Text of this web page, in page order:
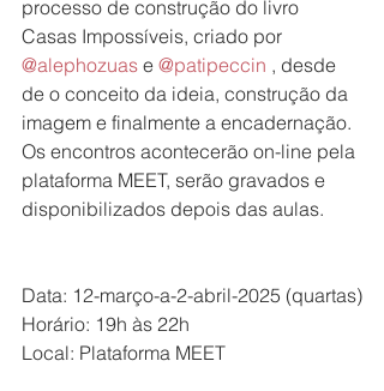
processo de construção do livro
Casas Impossíveis, criado por
@alephozuas e @patipeccin , desde
de o conceito da ideia, construção da
imagem e finalmente a encadernação.
Os encontros acontecerão on-line pela
plataforma MEET, serão gravados e
disponibilizados depois das aulas.
Data: 12-março-a-2-abril-2025 (quartas)
Horário: 19h às 22h
Local: Plataforma MEET